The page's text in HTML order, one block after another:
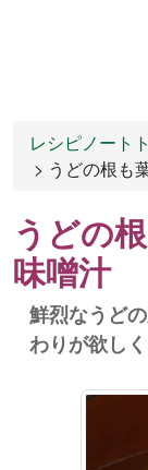
レシピノート
> うどの根も
うどの
味噌汁
鮮烈なうど
わりが欲しく